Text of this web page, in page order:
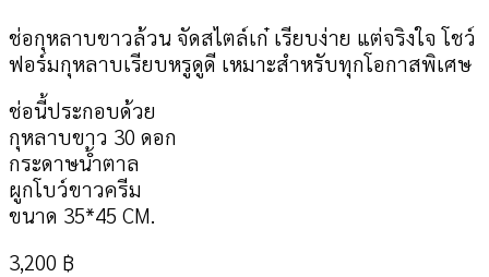
ช่อกุหลาบขาวล้วน จัดสไตล์เก๋ เรียบง่าย แต่จริงใจ โชว์
ฟอร์มกุหลาบเรียบหรูดูดี เหมาะสำหรับทุกโอกาสพิเศษ
ช่อนี้ประกอบด้วย
กุหลาบขาว 30 ดอก
กระดาษน้ำตาล
ผูกโบว์ขาวครีม
ขนาด 35*45 CM.
3,200 ฿